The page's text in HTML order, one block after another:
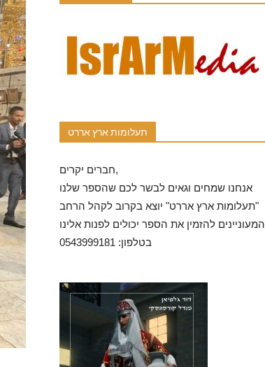
תעלומות ארץ אררט
חברים יקרים,
אנחנו שמחים וגאים לבשר לכם שהספר שלנו
"תעלומות ארץ אררט" יוצא בקרוב לקהל הרחב
המעוניינים להזמין את הספר יכולים לפנות אלינו
בטלפון: 0543999181